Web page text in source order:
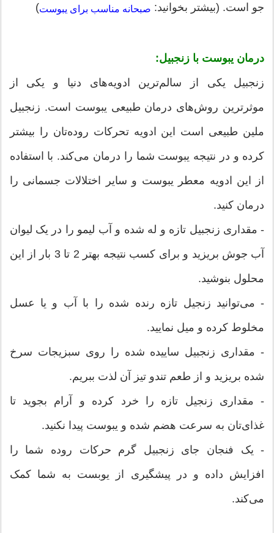
جو است. (بیشتر بخوانید: صبحانه مناسب برای یبوست)
درمان یبوست با زنجبیل:
زنجبیل یکی از سالم‌ترین ادویه‌های دنیا و یکی از
موثرترین روش‌های درمان طبیعی یبوست است. زنجبیل
ملین طبیعی است این ادویه تحرکات روده‌تان را بیشتر
کرده و در نتیجه یبوست شما را درمان می‌کند. با استفاده
از این ادویه معطر یبوست و سایر اختلالات جسمانی را
درمان کنید.
- مقداری زنجبیل تازه و له شده و آب لیمو را در یک لیوان
آب جوش بریزید و برای کسب نتیجه بهتر 2 تا 3 بار از این
محلول بنوشید.
- می‌توانید زنجیل تازه رنده شده را با آب و یا عسل
مخلوط کرده و میل نمایید.
- مقداری زنجبیل ساییده شده را روی سبزیجات سرخ
شده بریزید و از طعم تندو تیز آن لذت ببریم.
- مقداری زنجیل تازه را خرد کرده و آرام بجوید تا
غذای‌تان به سرعت هضم شده و یبوست پیدا نکنید.
- یک فنجان جای زنجبیل گرم حرکات روده شما را
افزایش داده و در پیشگیری از یوبست به شما کمک
می‌کند.